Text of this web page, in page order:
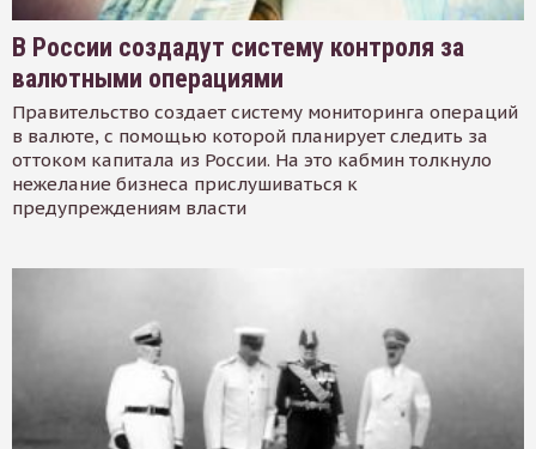
В России создадут систему контроля за
валютными операциями
Правительство создает систему мониторинга операций
в валюте, с помощью которой планирует следить за
оттоком капитала из России. На это кабмин толкнуло
нежелание бизнеса прислушиваться к
предупреждениям власти